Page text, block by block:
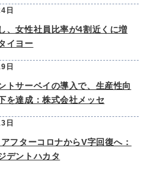
日
、女性社員比率が4割近くに増
イヨー
日
トサーベイの導入で、生産性向
を達成：株式会社メッセ
日
フターコロナからV字回復へ：
デントハカタ